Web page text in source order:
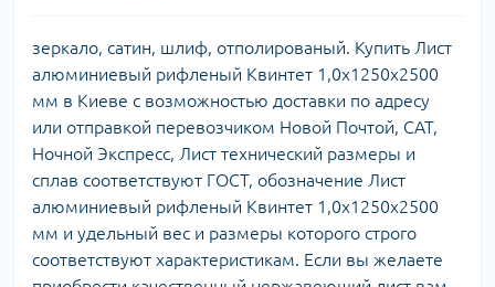
зеркало, сатин, шлиф, отполированый. Купить Лист
алюминиевый рифленый Квинтет 1,0х1250х2500
мм в Киеве с возможностью доставки по адресу
или отправкой перевозчиком Новой Почтой, САТ,
Ночной Экспресс, Лист технический размеры и
сплав соответствуют ГОСТ, обозначение Лист
алюминиевый рифленый Квинтет 1,0х1250х2500
мм и удельный вес и размеры которого строго
соответствуют характеристикам. Если вы желаете